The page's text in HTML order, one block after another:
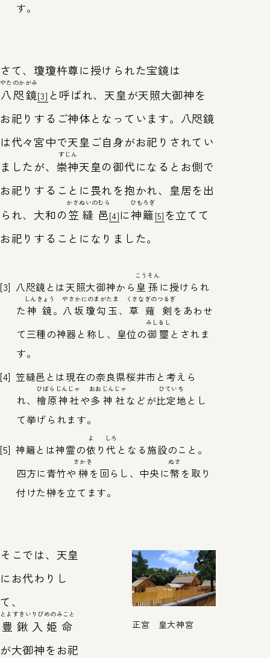
す。
さて、瓊瓊杵尊に授けられた宝鏡は
八咫鏡
やたのかがみ
[3] と呼ばれ、天皇が天照大御神を
お祀りするご神体となっています。八咫鏡
は代々宮中で天皇ご自身がお祀りされてい
ましたが、 崇神
すじん
天皇の御代になるとお側で
お祀りすることに畏れを抱かれ、皇居を出
られ、大和の笠縫邑
かさぬいのむら
[4]に神籬
ひもろぎ
[5] を立てて
お祀りすることになりました。
[3] 八咫鏡とは天照大御神から 皇孫
こうそん
に授けられ
た神鏡
しんきょう
。八坂瓊勾玉
やさかにのまがたま
、 草薙剣
くさなぎのつるぎ
をあわせ
て三種の神器と称し、皇位の御璽
みしるし
とされま
す。
[4] 笠縫邑とは現在の奈良県桜井市と考えら
れ、 檜原神社
ひばらじんじゃ
や多神社
おおじんじゃ
などが比定地
ひていち
とし
て挙げられます。
[5] 神籬とは神霊の依
よ
り 代
しろ
となる施設のこと。
四方に青竹や 榊
さかき
を回らし、中央に幣
ぬさ
を取り
付けた榊を立てます。
そこでは、天皇
にお代わりし
て、
豊鍬入姫命
とよすきいりびめのみこと
が大御神をお祀
正宮 皇大神宮